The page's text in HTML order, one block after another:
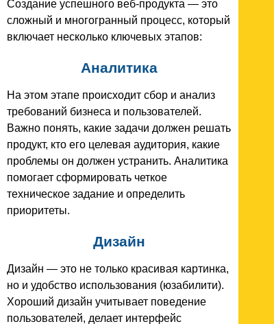
Создание успешного веб-продукта — это
сложный и многогранный процесс, который
включает несколько ключевых этапов:
Аналитика
На этом этапе происходит сбор и анализ
требований бизнеса и пользователей.
Важно понять, какие задачи должен решать
продукт, кто его целевая аудитория, какие
проблемы он должен устранить. Аналитика
помогает сформировать четкое
техническое задание и определить
приоритеты.
Дизайн
Дизайн — это не только красивая картинка,
но и удобство использования (юзабилити).
Хороший дизайн учитывает поведение
пользователей, делает интерфейс